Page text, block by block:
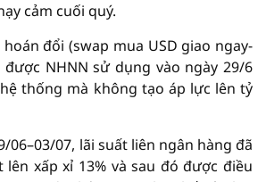
cảm cuối quý.
đổi (swap mua USD giao ngay-
NHNN sử dụng vào ngày 29/6
thống mà không tạo áp lực lên tỷ
06–03/07, lãi suất liên ngân hàng đã
lên xấp xỉ 13% và sau đó được điều